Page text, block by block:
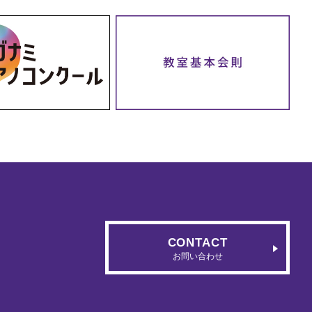
CONTACT
お問い合わせ